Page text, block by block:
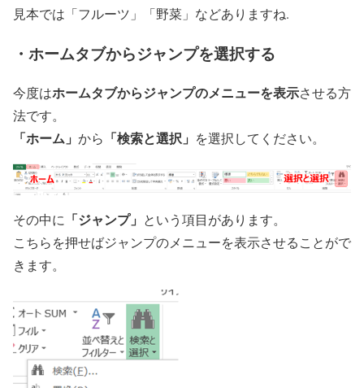
見本では「フルーツ」「野菜」などありますね.
・ホームタブからジャンプを選択する
今度はホームタブからジャンプのメニューを表示させる方
法です。
「ホーム」 から 「検索と選択」 を選択してください。
その中に 「ジャンプ」 という項目があります。
こちらを押せばジャンプのメニューを表示させることがで
きます。